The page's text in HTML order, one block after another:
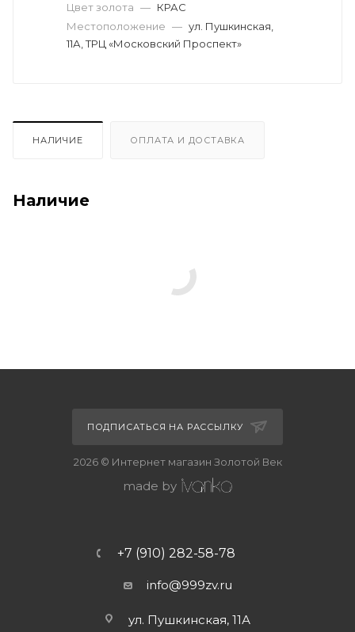
Цвет золота — КРАС
Местоположение — ул. Пушкинская,
11А, ТРЦ «Московский Проспект»
НАЛИЧИЕ ОПЛАТА И ДОСТАВКА
Наличие
ПОДПИСАТЬСЯ НА РАССЫЛКУ
2026 © Интернет магазин Золотой Век
made by
+7 (910) 282-58-78
info@999zv.ru
ул. Пушкинская, 11А